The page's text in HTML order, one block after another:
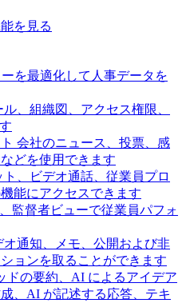
を見る
を最適化して人事データを
、組織図、アクセス権限、
会社のニュース、投票、感
どを使用できます
、ビデオ通話、従業員プロ
能にアクセスできます
監督者ビューで従業員パフォ
オ通知、メモ、公開および非
ョンを取ることができます
ドの要約、AI によるアイデア
、AI が記述する応答、テキ